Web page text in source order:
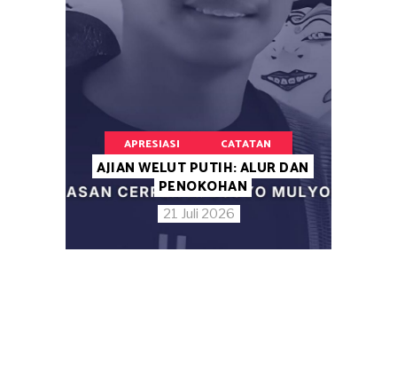
APRESIASI CATATAN
AJIAN WELUT PUTIH: ALUR DAN
PENOKOHAN
21 Juli 2026